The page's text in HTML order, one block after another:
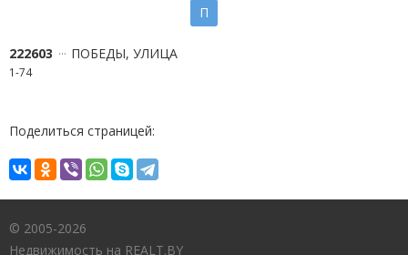
П
222603 ПОБЕДЫ, УЛИЦА
1-74
Поделиться страницей:
© 2005-2026
Недвижимость на REALT.BY